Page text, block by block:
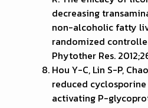
decreasing
non-alcoholic fatty
randomized
Phytother Res.
Hou Y-C, Lin S-P,
reduced
activating P-